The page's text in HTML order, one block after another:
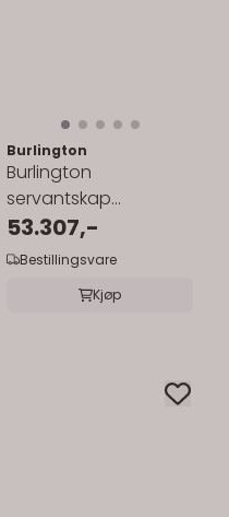
Burlington
Burlington
servantskap
130x55cm med
benkeplate/underlimt
53.307,-
Bestillingsvare
Kjøp